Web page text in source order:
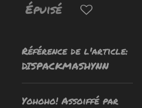
Épuisé
Référence de l'article:
DISPACKMASHYNN
Yohoho! Assoiffé par